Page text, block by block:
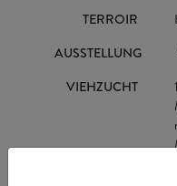
TERROIR
AUSSTELLUNG
VIEHZUCHT